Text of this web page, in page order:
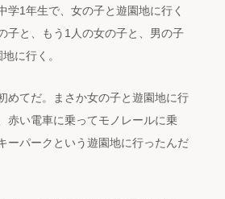
学1年生で、女の子と遊園地に行く
子と、もう1人の女の子と、男の子
に行く。
めてだ。まさか女の子と遊園地に行
赤い電車に乗ってモノレールに乗
ーパークという遊園地に行ったんだ